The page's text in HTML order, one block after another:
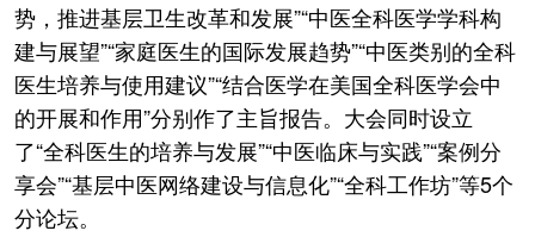
势，推进基层卫生改革和发展”“中医全科医学学科构
建与展望”“家庭医生的国际发展趋势”“中医类别的全科
医生培养与使用建议”“结合医学在美国全科医学会中
的开展和作用”分别作了主旨报告。大会同时设立
了“全科医生的培养与发展”“中医临床与实践”“案例分
享会”“基层中医网络建设与信息化”“全科工作坊”等5个
分论坛。